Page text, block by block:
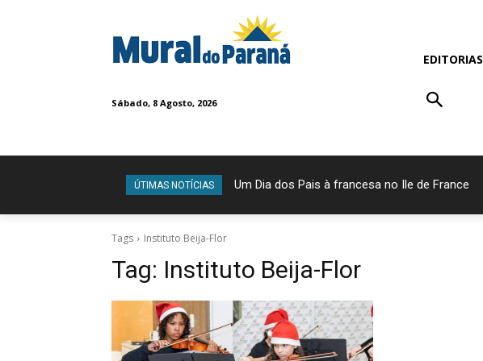
Sábado, 8 Agosto, 2026
EDITORIAS
ÚTIMAS NOTÍCIAS Um Dia dos Pais à francesa no Ile de France
Tags Instituto Beija-Flor
Tag: Instituto Beija-Flor